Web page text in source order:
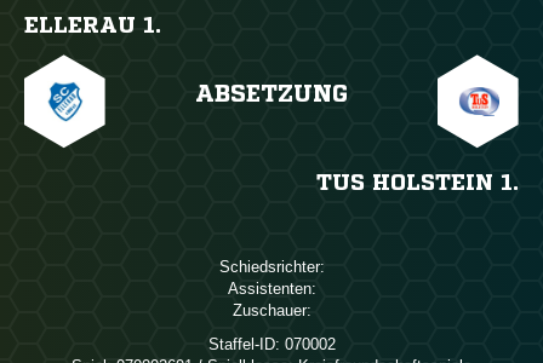
ELLERAU 1.
ABSETZUNG
TUS HOLSTEIN 1.
Schiedsrichter:
Assistenten:
Zuschauer:
Staffel-ID: 070002